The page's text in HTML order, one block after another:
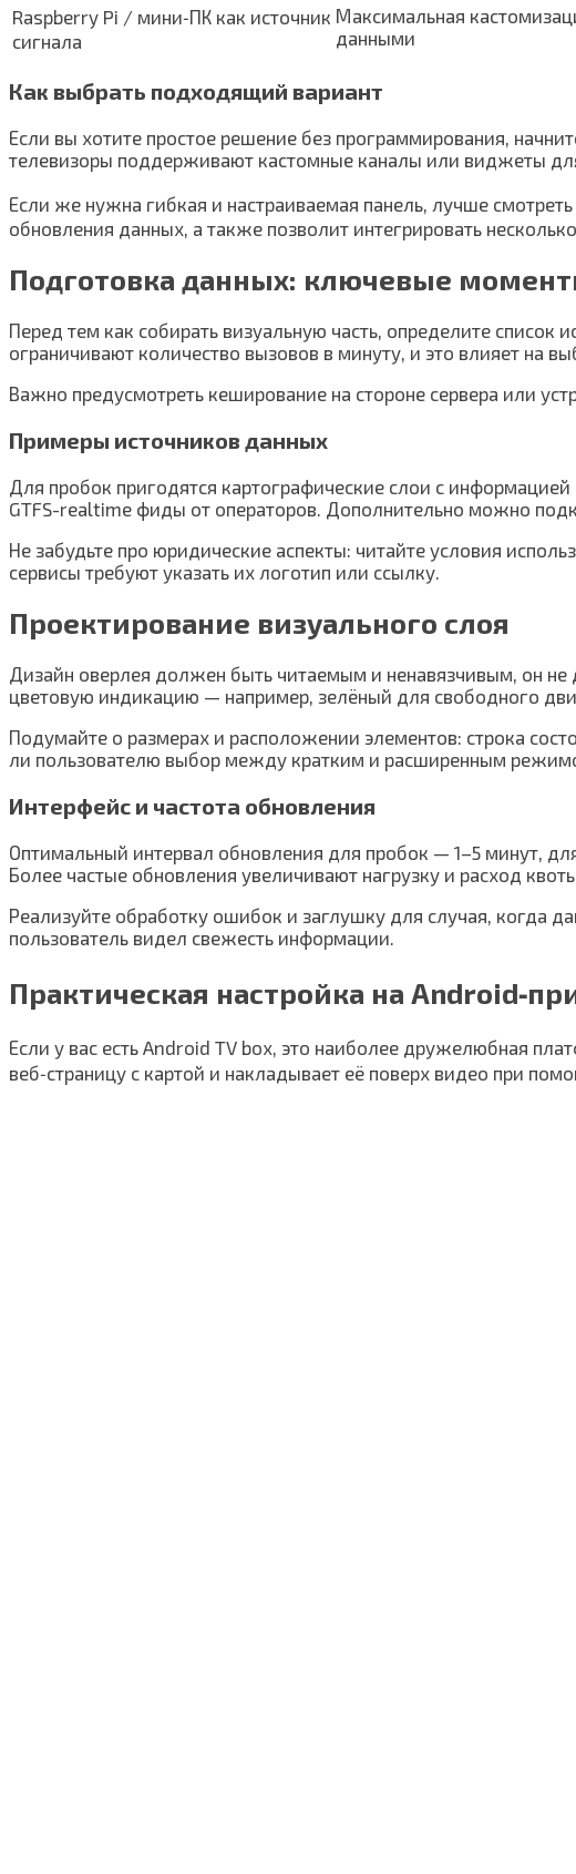
Raspberry Pi / мини‑ПК как источник
сигнала
Максимальная
данными
Как выбрать подходящий вариант
Если вы хотите простое решение без программирования,
телевизоры поддерживают кастомные каналы или виджеты
Если же нужна гибкая и настраиваемая панель, лучше
обновления данных, а также позволит интегрировать
Подготовка данных: ключевые
Перед тем как собирать визуальную часть, определите список
ограничивают количество вызовов в минуту, и это влияет на
Важно предусмотреть кеширование на стороне сервера или
Примеры источников данных
Для пробок пригодятся картографические слои с
GTFS-realtime фиды от операторов. Дополнительно можно
Не забудьте про юридические аспекты: читайте условия
сервисы требуют указать их логотип или ссылку.
Проектирование визуального слоя
Дизайн оверлея должен быть читаемым и ненавязчивым, он
цветовую индикацию — например, зелёный для свободного
Подумайте о размерах и расположении элементов: строка
ли пользователю выбор между кратким и расширенным
Интерфейс и частота обновления
Оптимальный интервал обновления для пробок — 1–5 минут,
Более частые обновления увеличивают нагрузку и расход
Реализуйте обработку ошибок и заглушку для случая, когда
пользователь видел свежесть информации.
Практическая настройка на
Если у вас есть Android TV box, это наиболее дружелюбная
веб‑страницу с картой и накладывает её поверх видео при